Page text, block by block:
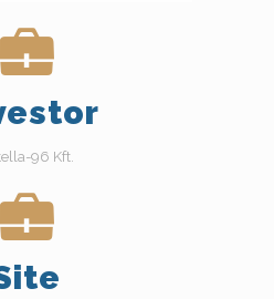
96 Kft.